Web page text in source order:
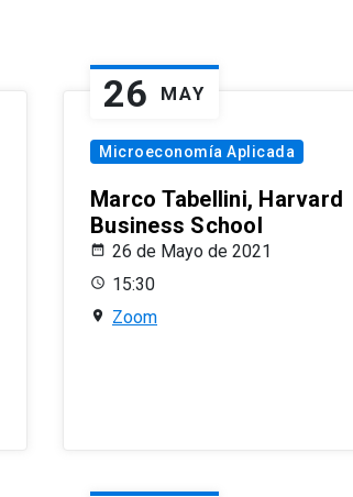
26 MAY
Microeconomía Aplicada
Marco Tabellini, Harvard
Business School
26 de Mayo de 2021
15:30
Zoom